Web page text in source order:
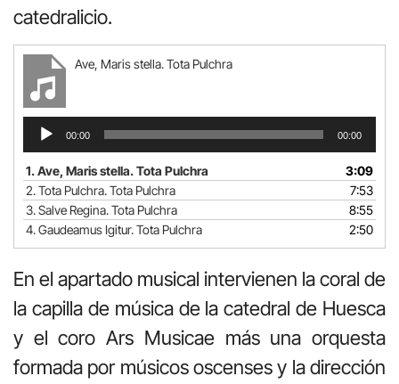
catedralicio.
Ave, Maris stella. Tota Pulchra
Reproductor
audio
00:00 00:00
1.Ave, Maris stella. Tota Pulchra
3:09
2.Tota Pulchra. Tota Pulchra
7:53
3.Salve Regina. Tota Pulchra
8:55
4.Gaudeamus Igitur. Tota Pulchra 2:50
En el apartado musical intervienen la coral de
la capilla de música de la catedral de Huesca
y el coro Ars Musicae más una orquesta
formada por músicos oscenses y la dirección